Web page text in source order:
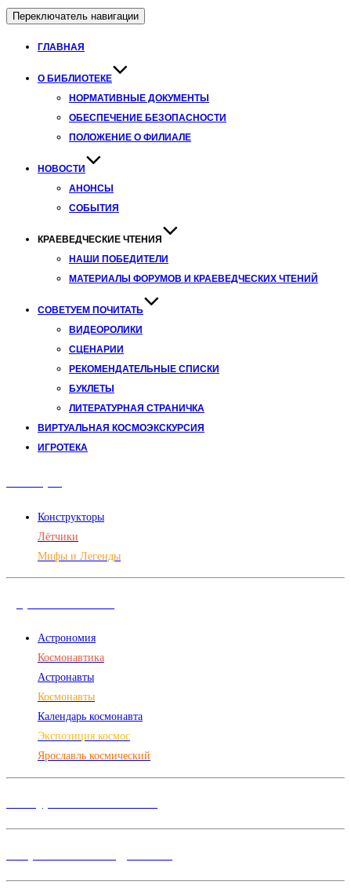
Переключатель навигации
ГЛАВНАЯ
О БИБЛИОТЕКЕ
НОРМАТИВНЫЕ ДОКУМЕНТЫ
ОБЕСПЕЧЕНИЕ БЕЗОПАСНОСТИ
ПОЛОЖЕНИЕ О ФИЛИАЛЕ
НОВОСТИ
АНОНСЫ
СОБЫТИЯ
КРАЕВЕДЧЕСКИЕ ЧТЕНИЯ
НАШИ ПОБЕДИТЕЛИ
МАТЕРИАЛЫ ФОРУМОВ И КРАЕВЕДЧЕСКИХ ЧТЕНИЙ
СОВЕТУЕМ ПОЧИТАТЬ
ВИДЕОРОЛИКИ
СЦЕНАРИИ
РЕКОМЕНДАТЕЛЬНЫЕ СПИСКИ
БУКЛЕТЫ
ЛИТЕРАТУРНАЯ СТРАНИЧКА
ВИРТУАЛЬНАЯ КОСМОЭКСКУРСИЯ
ИГРОТЕКА
Конструкторы
Лётчики
Мифы и Легенды
Астрономия
Космонавтика
Астронавты
Космонавты
Календарь космонавта
Экспозиция космос
Ярославль космический